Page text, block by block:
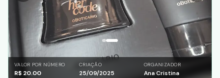
VALOR POR NÚMERO
R$ 20.00
CRIAÇÃO
25/09/2025
ORGANIZADOR
Ana Cristina